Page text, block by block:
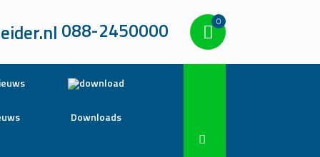
088-2450000 0
Downloads